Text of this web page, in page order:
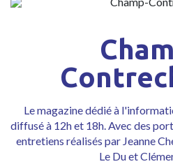
Le magazine dédié à
diffusé à 12h et 18h. Avec des
entretiens réalisés par Jeanne
Le Du et